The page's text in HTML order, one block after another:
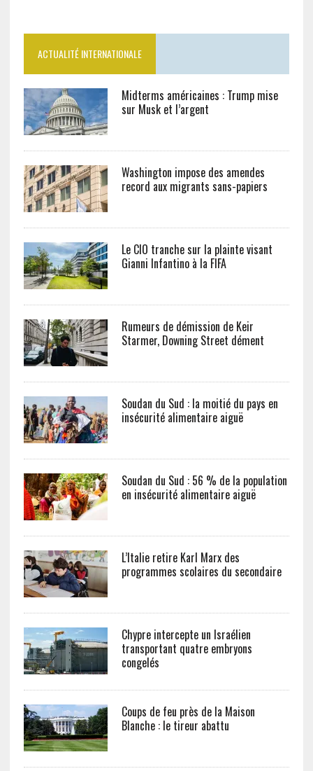
ACTUALITÉ INTERNATIONALE
Midterms américaines : Trump mise
sur Musk et l’argent
Washington impose des amendes
record aux migrants sans-papiers
Le CIO tranche sur la plainte visant
Gianni Infantino à la FIFA
Rumeurs de démission de Keir
Starmer, Downing Street dément
Soudan du Sud : la moitié du pays en
insécurité alimentaire aiguë
Soudan du Sud : 56 % de la population
en insécurité alimentaire aiguë
L’Italie retire Karl Marx des
programmes scolaires du secondaire
Chypre intercepte un Israélien
transportant quatre embryons
congelés
Coups de feu près de la Maison
Blanche : le tireur abattu